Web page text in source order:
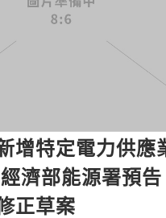
增特定電力供應
濟部能源署預
正草案